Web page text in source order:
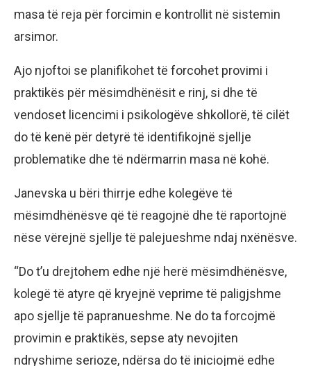
masa të reja për forcimin e kontrollit në sistemin
arsimor.
Ajo njoftoi se planifikohet të forcohet provimi i
praktikës për mësimdhënësit e rinj, si dhe të
vendoset licencimi i psikologëve shkollorë, të cilët
do të kenë për detyrë të identifikojnë sjellje
problematike dhe të ndërmarrin masa në kohë.
Janevska u bëri thirrje edhe kolegëve të
mësimdhënësve që të reagojnë dhe të raportojnë
nëse vërejnë sjellje të palejueshme ndaj nxënësve.
“Do t’u drejtohem edhe një herë mësimdhënësve,
kolegë të atyre që kryejnë veprime të paligjshme
apo sjellje të papranueshme. Ne do ta forcojmë
provimin e praktikës, sepse aty nevojiten
ndryshime serioze, ndërsa do të iniciojmë edhe